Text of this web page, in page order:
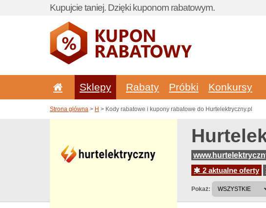
Kupujcie taniej. Dzięki kuponom rabatowym.
Sklepy Rabaty Próbki Konkursy
Strona główna > H > Kody rabatowe i kupony rabatowe do Hurtelektryczny.pl
2 aktualne oferty
Pokaż: